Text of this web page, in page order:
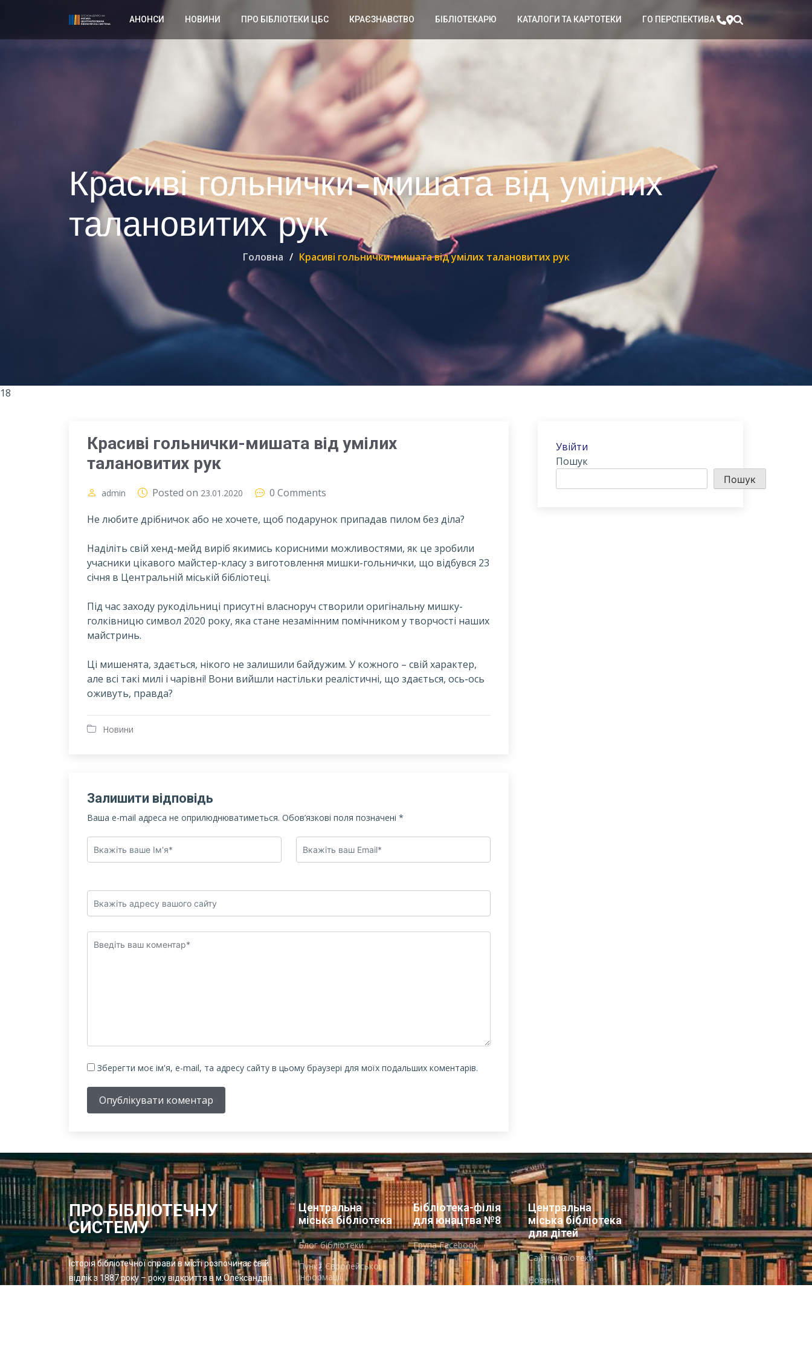
АНОНСИ НОВИНИ ПРО БІБЛІОТЕКИ ЦБС КРАЄЗНАВСТВО БІБЛІОТЕКАРЮ КАТАЛОГИ ТА КАРТОТЕКИ ГО ПЕРСПЕКТИВА
Красиві гольнички-мишата від умілих
талановитих рук
Головна Красиві гольнички-мишата від умілих талановитих рук
18
Красиві гольнички-мишата від умілих
талановитих рук
admin Posted on 23.01.2020
0 Comments
Не любите дрібничок або не хочете, щоб подарунок припадав пилом без діла?
Наділіть свій хенд-мейд виріб якимись корисними можливостями, як це зробили
учасники цікавого майстер-класу з виготовлення мишки-гольнички, що відбувся 23
січня в Центральній міській бібліотеці.
Під час заходу рукодільниці присутні власноруч створили оригінальну мишку-
голківницю символ 2020 року, яка стане незамінним помічником у творчості наших
майстринь.
Ці мишенята, здається, нікого не залишили байдужим. У кожного – свій характер,
але всі такі милі і чарівні! Вони вийшли настільки реалістичні, що здається, ось-ось
оживуть, правда?
Новини
Залишити відповідь
Ваша e-mail адреса не оприлюднюватиметься. Обов’язкові поля позначені *
Зберегти моє ім'я, e-mail, та адресу сайту в цьому браузері для моїх подальших коментарів.
Опублікувати коментар
Увійти
Пошук
Пошук
ПРО БІБЛІОТЕЧНУ
СИСТЕМУ
Історія бібліотечної справи в місті розпочинає свій
відлік з 1887 року – року відкриття в м.Олександрії
Центральна
міська бібліотека
Блог бібліотеки
Пункт Європейської
інформації
Бібліотека-філія
для юнацтва №8
Група Facebook
Центральна
міська бібліотека
для дітей
Сайт бібліотеки
Новини